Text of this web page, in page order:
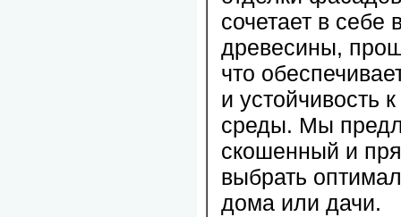
сочетает в себе
древесины,
что
и устойчивость
среды. Мы
скошенный и
выбрать
дома или дачи.